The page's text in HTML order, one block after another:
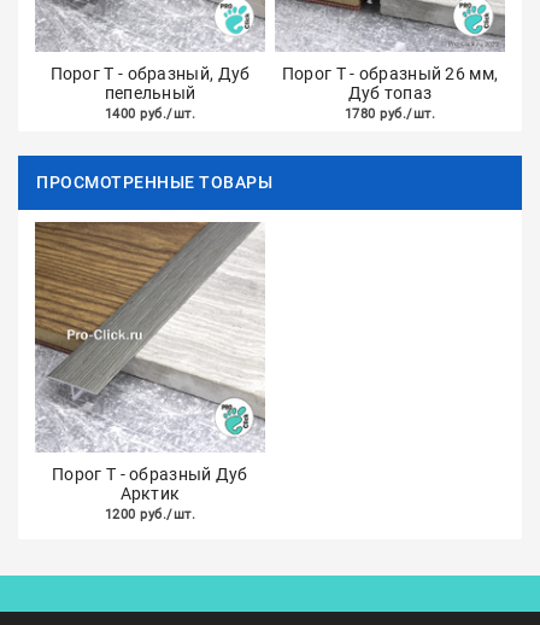
Порог Т - образный, Дуб
пепельный
1400 руб./шт.
Порог Т - образный 26 мм,
Дуб топаз
1780 руб./шт.
ПРОСМОТРЕННЫЕ ТОВАРЫ
Порог Т - образный Дуб
Арктик
1200 руб./шт.